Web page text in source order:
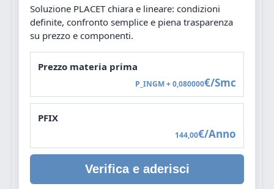
Soluzione PLACET chiara e lineare: condizioni
definite, confronto semplice e piena trasparenza
su prezzo e componenti.
Prezzo materia prima
P_INGM + 0,080000€/Smc
PFIX
144,00€/Anno
Verifica e aderisci